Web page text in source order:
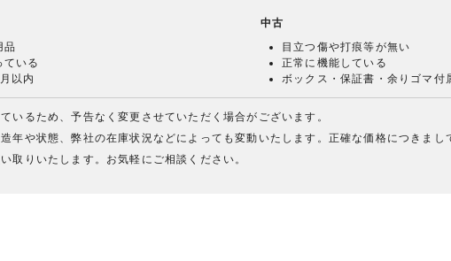
品
ている
以内
中古
目立つ傷や打痕等が無い
正常に機能している
ボックス・保証書・余りゴマ付
いるため、予告なく変更させていただく場合がございます。
年や状態、弊社の在庫状況などによっても変動いたします。正確な価格につきまし
取りいたします。お気軽にご相談ください。